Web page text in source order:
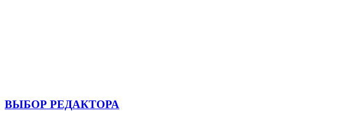
ВЫБОР РЕДАКТОРА